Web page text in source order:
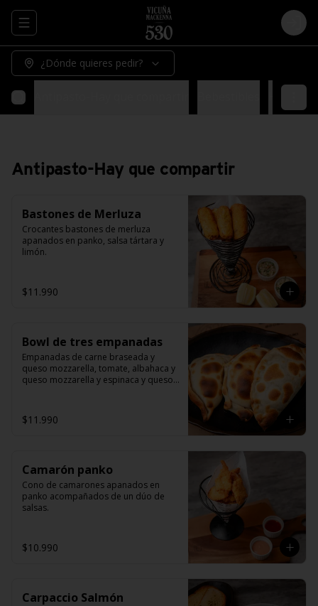
Abrir menu de navegación Login
¿Dónde quieres pedir?
Antipasto-Hay que compartir
Bastones de Merluza
Crocantes bastones de merluza
apanados en panko, salsa tártara y
limón.
$11.990
Bowl de tres empanadas
Empanadas de carne braseada y
queso mozzarella, tomate, albahaca y
queso mozzarella y espinaca y queso
$11.990
Camarón panko
Cono de camarones apanados en
panko acompañados de un dúo de
salsas.
$10.990
Carpaccio Salmón